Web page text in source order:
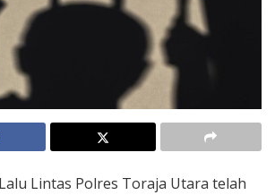
Lintas Polres Toraja Utara telah